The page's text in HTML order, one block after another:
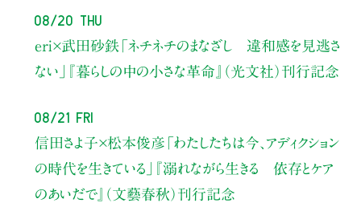
08/20 Thu
eri×武田砂鉄「ネチネチのまなざし 違和感を見逃さ
ない」
『暮らしの中の小さな革命』（光文社）刊行記念
08/21 Fri
信田さよ子×松本俊彦 「わたしたちは今、アディクション
の時代を生きている」
『溺れながら生きる 依存とケア
のあいだで』（文藝春秋）刊行記念